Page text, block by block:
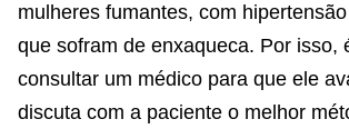
mulheres fumantes, com
que sofram de enxaqueca. Por isso,
consultar um médico para que ele
discuta com a paciente o melhor